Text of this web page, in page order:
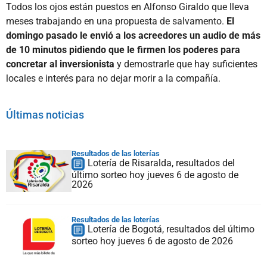
Todos los ojos están puestos en Alfonso Giraldo que lleva
meses trabajando en una propuesta de salvamento. El
domingo pasado le envió a los acreedores un audio de más
de 10 minutos pidiendo que le firmen los poderes para
concretar al inversionista y demostrarle que hay suficientes
locales e interés para no dejar morir a la compañía.
Últimas noticias
Resultados de las loterías
Lotería de Risaralda, resultados del
último sorteo hoy jueves 6 de agosto de
2026
Resultados de las loterías
Lotería de Bogotá, resultados del último
sorteo hoy jueves 6 de agosto de 2026